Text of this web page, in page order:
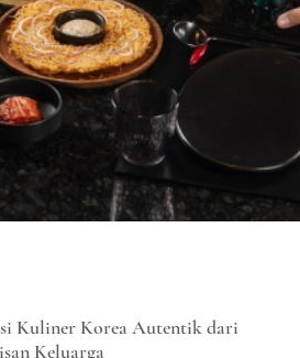
Kuliner Korea Autentik dari
Keluarga